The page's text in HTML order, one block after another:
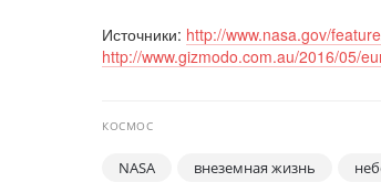
Источники: http://www.nasa.gov/
http://www.gizmodo.com.au/2016/05/
КОСМОС
NASA внеземная жизнь